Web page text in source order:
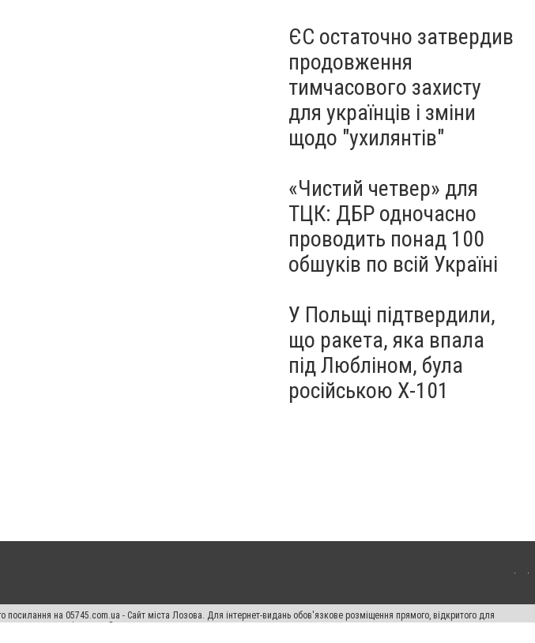
ЄС остаточно затвердив
продовження
тимчасового захисту
для українців і зміни
щодо "ухилянтів"
«Чистий четвер» для
ТЦК: ДБР одночасно
проводить понад 100
обшуків по всій Україні
У Польщі підтвердили,
що ракета, яка впала
під Любліном, була
російською Х-101
на 05745.com.ua - Сайт міста Лозова. Для інтернет-видань обов'язкове розміщення прямого, відкритого для
прав переслідується Законом.